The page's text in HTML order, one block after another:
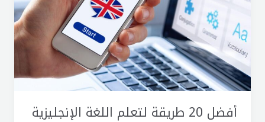
أفضل 20 طريقة لتعلم اللغة الإنجليزية
اللغة
الإنجليزية
بشكل
سهل
وسريع